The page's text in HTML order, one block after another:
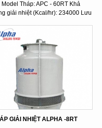
Model Tháp: APC - 60RT Khả
giải nhiệt (Kcal/hr): 234000 Lưu
GIẢI NHIỆT ALPHA -8RT